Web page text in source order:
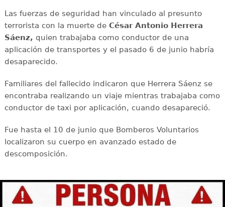
Las fuerzas de seguridad han vinculado al presunto
terrorista con la muerte de César Antonio Herrera
Sáenz, quien trabajaba como conductor de una
aplicación de transportes y el pasado 6 de junio habría
desaparecido.
Familiares del fallecido indicaron que Herrera Sáenz se
encontraba realizando un viaje mientras trabajaba como
conductor de taxi por aplicación, cuando desapareció.
Fue hasta el 10 de junio que Bomberos Voluntarios
localizaron su cuerpo en avanzado estado de
descomposición.